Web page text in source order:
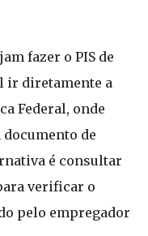
fazer o PIS de
ir diretamente a
Federal, onde
de
é consultar
verificar o
pelo empregador